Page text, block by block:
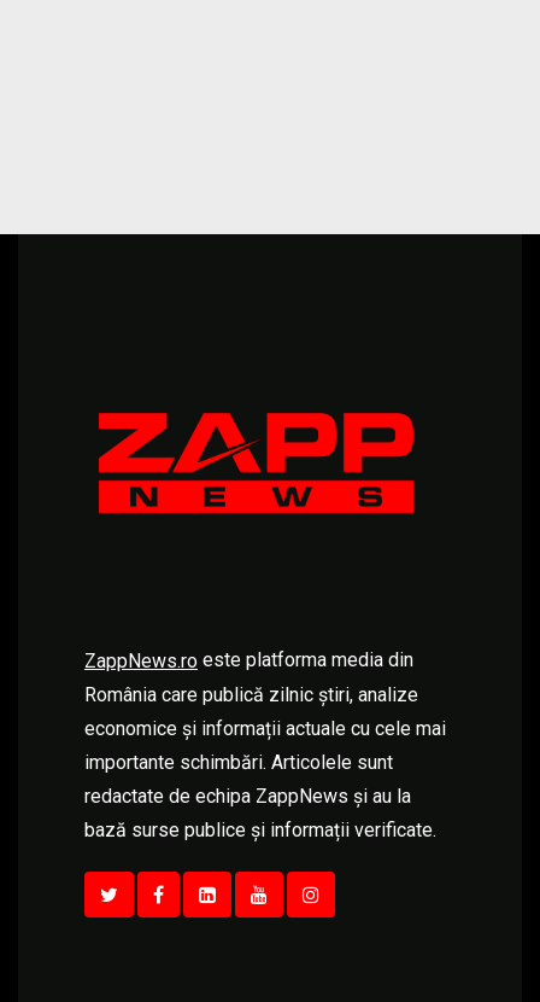
ZappNews.ro este platforma media din
România care publică zilnic știri, analize
economice și informații actuale cu cele mai
importante schimbări. Articolele sunt
redactate de echipa ZappNews și au la
bază surse publice și informații verificate.